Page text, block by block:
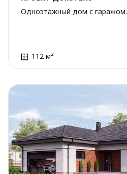
Одноэтажный дом с гаражом.
112 м²